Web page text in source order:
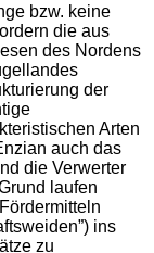
bzw. keine
die aus
des Nordens
der
Arten
auch das
die Verwerter
laufen
ins
zu